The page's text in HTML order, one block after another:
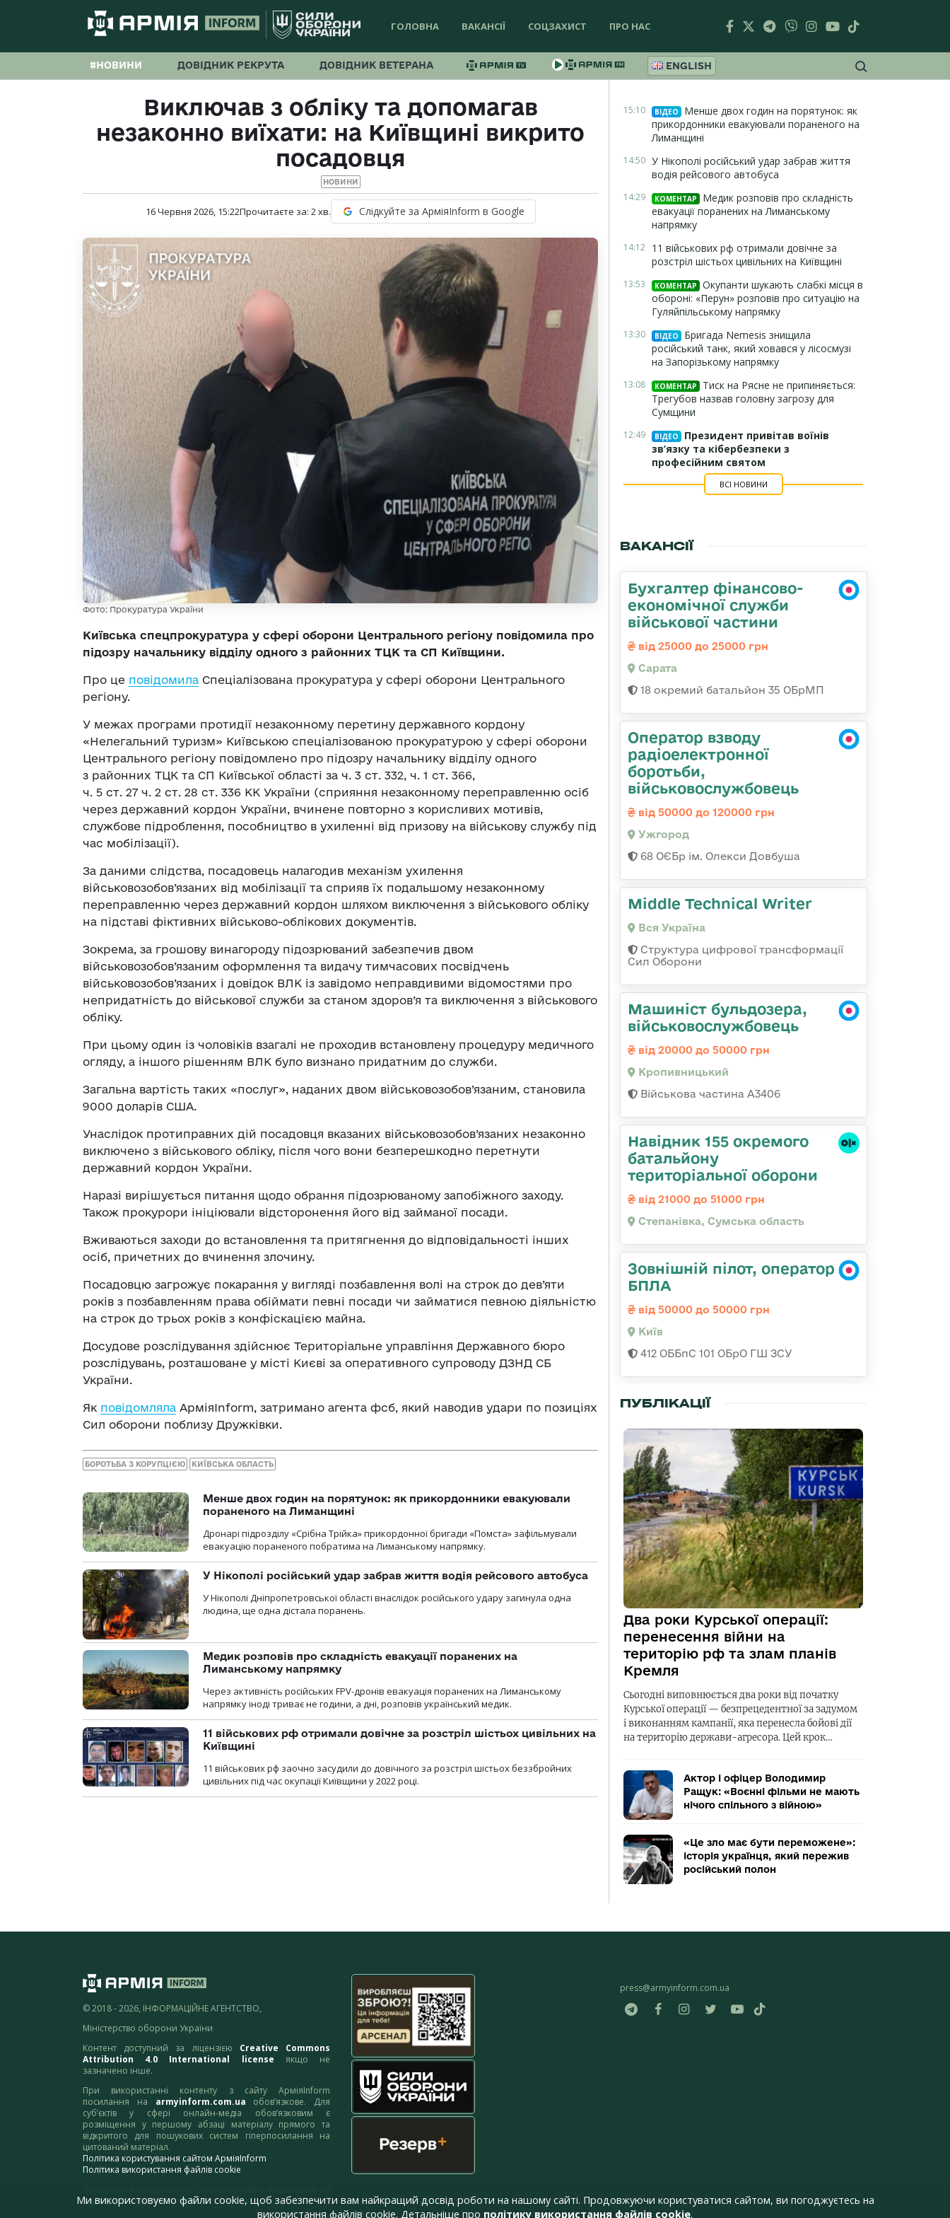
ГОЛОВНА ВАКАНСІЇ СОЦЗАХИСТ ПРО НАС
#НОВИНИ ДОВІДНИК РЕКРУТА ДОВІДНИК ВЕТЕРАНА ENGLISH
Виключав з обліку та допомагав
незаконно виїхати: на Київщині викрито
посадовця
НОВИНИ
16 Червня 2026, 15:22Прочитаєте за: 2хв. Слідкуйте за АрміяInform в Google
Фото: Прокуратура України
Київська спецпрокуратура у сфері оборони Центрального регіону повідомила про
підозру начальнику відділу одного з районних ТЦК та СП Київщини.
Про це повідомила Спеціалізована прокуратура у сфері оборони Центрального
регіону.
У межах програми протидії незаконному перетину державного кордону
«Нелегальний туризм» Київською спеціалізованою прокуратурою у сфері оборони
Центрального регіону повідомлено про підозру начальнику відділу одного
з районних ТЦК та СП Київської області за ч. 3 ст. 332, ч. 1 ст. 366,
ч. 5 ст. 27 ч. 2 ст. 28 ст. 336 КК України (сприяння незаконному переправленню осіб
через державний кордон України, вчинене повторно з корисливих мотивів,
службове підроблення, пособництво в ухиленні від призову на військову службу під
час мобілізації).
За даними слідства, посадовець налагодив механізм ухилення
військовозобов’язаних від мобілізації та сприяв їх подальшому незаконному
переправленню через державний кордон шляхом виключення з військового обліку
на підставі фіктивних військово-облікових документів.
Зокрема, за грошову винагороду підозрюваний забезпечив двом
військовозобов’язаним оформлення та видачу тимчасових посвідчень
військовозобов’язаних і довідок ВЛК із завідомо неправдивими відомостями про
непридатність до військової служби за станом здоров’я та виключення з військового
обліку.
При цьому один із чоловіків взагалі не проходив встановлену процедуру медичного
огляду, а іншого рішенням ВЛК було визнано придатним до служби.
Загальна вартість таких «послуг», наданих двом військовозобов’язаним, становила
9000 доларів США.
Унаслідок протиправних дій посадовця вказаних військовозобов’язаних незаконно
виключено з військового обліку, після чого вони безперешкодно перетнути
державний кордон України.
Наразі вирішується питання щодо обрання підозрюваному запобіжного заходу.
Також прокурори ініціювали відсторонення його від займаної посади.
Вживаються заходи до встановлення та притягнення до відповідальності інших
осіб, причетних до вчинення злочину.
Посадовцю загрожує покарання у вигляді позбавлення волі на строк до дев’яти
років з позбавленням права обіймати певні посади чи займатися певною діяльністю
на строк до трьох років з конфіскацією майна.
Досудове розслідування здійснює Територіальне управління Державного бюро
розслідувань, розташоване у місті Києві за оперативного супроводу ДЗНД СБ
України.
Як повідомляла АрміяInform, затримано агента фсб, який наводив удари по позиціях
Сил оборони поблизу Дружківки.
БОРОТЬБА З КОРУПЦІЄЮ КИЇВСЬКА ОБЛАСТЬ
Менше двох годин на порятунок: як прикордонники евакуювали
пораненого на Лиманщині
Дронарі підрозділу «Срібна Трійка» прикордонної бригади «Помста» зафільмували
евакуацію пораненого побратима на Лиманському напрямку.
У Нікополі російський удар забрав життя водія рейсового автобуса
У Нікополі Дніпропетровської області внаслідок російського удару загинула одна
людина, ще одна дістала поранень.
Медик розповів про складність евакуації поранених на
Лиманському напрямку
Через активність російських FPV-дронів евакуація поранених на Лиманському
напрямку іноді триває не години, а дні, розповів український медик.
11 військових рф отримали довічне за розстріл шістьох цивільних на
Київщині
11 військових рф заочно засудили до довічного за розстріл шістьох беззбройних
цивільних під час окупації Київщини у 2022 році.
15:10 ВІДЕО
Менше двох годин на порятунок: як
прикордонники евакуювали пораненого на
Лиманщині
14:50 У Нікополі російський удар забрав життя
водія рейсового автобуса
14:29 КОМЕНТАР
Медик розповів про складність
евакуації поранених на Лиманському
напрямку
14:12 11 військових рф отримали довічне за
розстріл шістьох цивільних на Київщині
13:53 КОМЕНТАР
Окупанти шукають слабкі місця в
обороні: «Перун» розповів про ситуацію на
Гуляйпільському напрямку
13:30 ВІДЕО
Бригада Nemesis знищила
російський танк, який ховався у лісосмузі
на Запорізькому напрямку
13:08 КОМЕНТАР
Тиск на Рясне не припиняється:
Трегубов назвав головну загрозу для
Сумщини
12:49 ВІДЕО
Президент привітав воїнів
зв’язку та кібербезпеки з
професійним святом
ВСІ НОВИНИ
ВАКАНСІЇ
Бухгалтер фінансово-
економічної служби
військової частини
від 25000 до 25000 грн
Сарата
18 окремий батальйон 35 ОБрМП
Оператор взводу
радіоелектронної
боротьби,
військовослужбовець
від 50000 до 120000 грн
Ужгород
68 ОЄБр ім. Олекси Довбуша
Middle Technical Writer
Вся Україна
Структура цифрової трансформації
Сил Оборони
Машиніст бульдозера,
військовослужбовець
від 20000 до 50000 грн
Кропивницький
Військова частина А3406
Навідник 155 окремого
батальйону
територіальної оборони
від 21000 до 51000 грн
Степанівка, Сумська область
Зовнішній пілот, оператор
БПЛА
від 50000 до 50000 грн
Київ
412 ОББпС 101 ОБрО ГШ ЗСУ
ПУБЛІКАЦІЇ
Два роки Курської операції:
перенесення війни на
територію рф та злам планів
Кремля
Сьогодні виповнюється два роки від початку
Курської операції — безпрецедентної за задумом
і виконанням кампанії, яка перенесла бойові дії
на територію держави-агресора. Цей крок…
Актор і офіцер Володимир
Ращук: «Воєнні фільми не мають
нічого спільного з війною»
«Це зло має бути переможене»:
історія українця, який пережив
російський полон
© 2018 - 2026, ІНФОРМАЦІЙНЕ АГЕНТСТВО,
Міністерство оборони України
Контент доступний за ліцензією Creative Commons
Attribution 4.0 International license якщо не
зазначено інше.
При використанні контенту з сайту АрміяInform
посилання на armyinform.com.ua обов’язкове. Для
суб’єктів у сфері онлайн-медіа обов’язковим є
розміщення у першому абзаці матеріалу прямого та
відкритого для пошукових систем гіперпосилання на
цитований матеріал.
Політика користування сайтом АрміяInform
Політика використання файлів cookie
адресу:webmaster@armyinform.com.ua
press@armyinform.com.ua
Ми використовуємо файли cookie, щоб забезпечити вам найкращий досвід роботи на нашому сайті. Продовжуючи користуватися сайтом, ви погоджуєтесь на
використання файлів cookie. Детальніше про політику використання файлів cookie.